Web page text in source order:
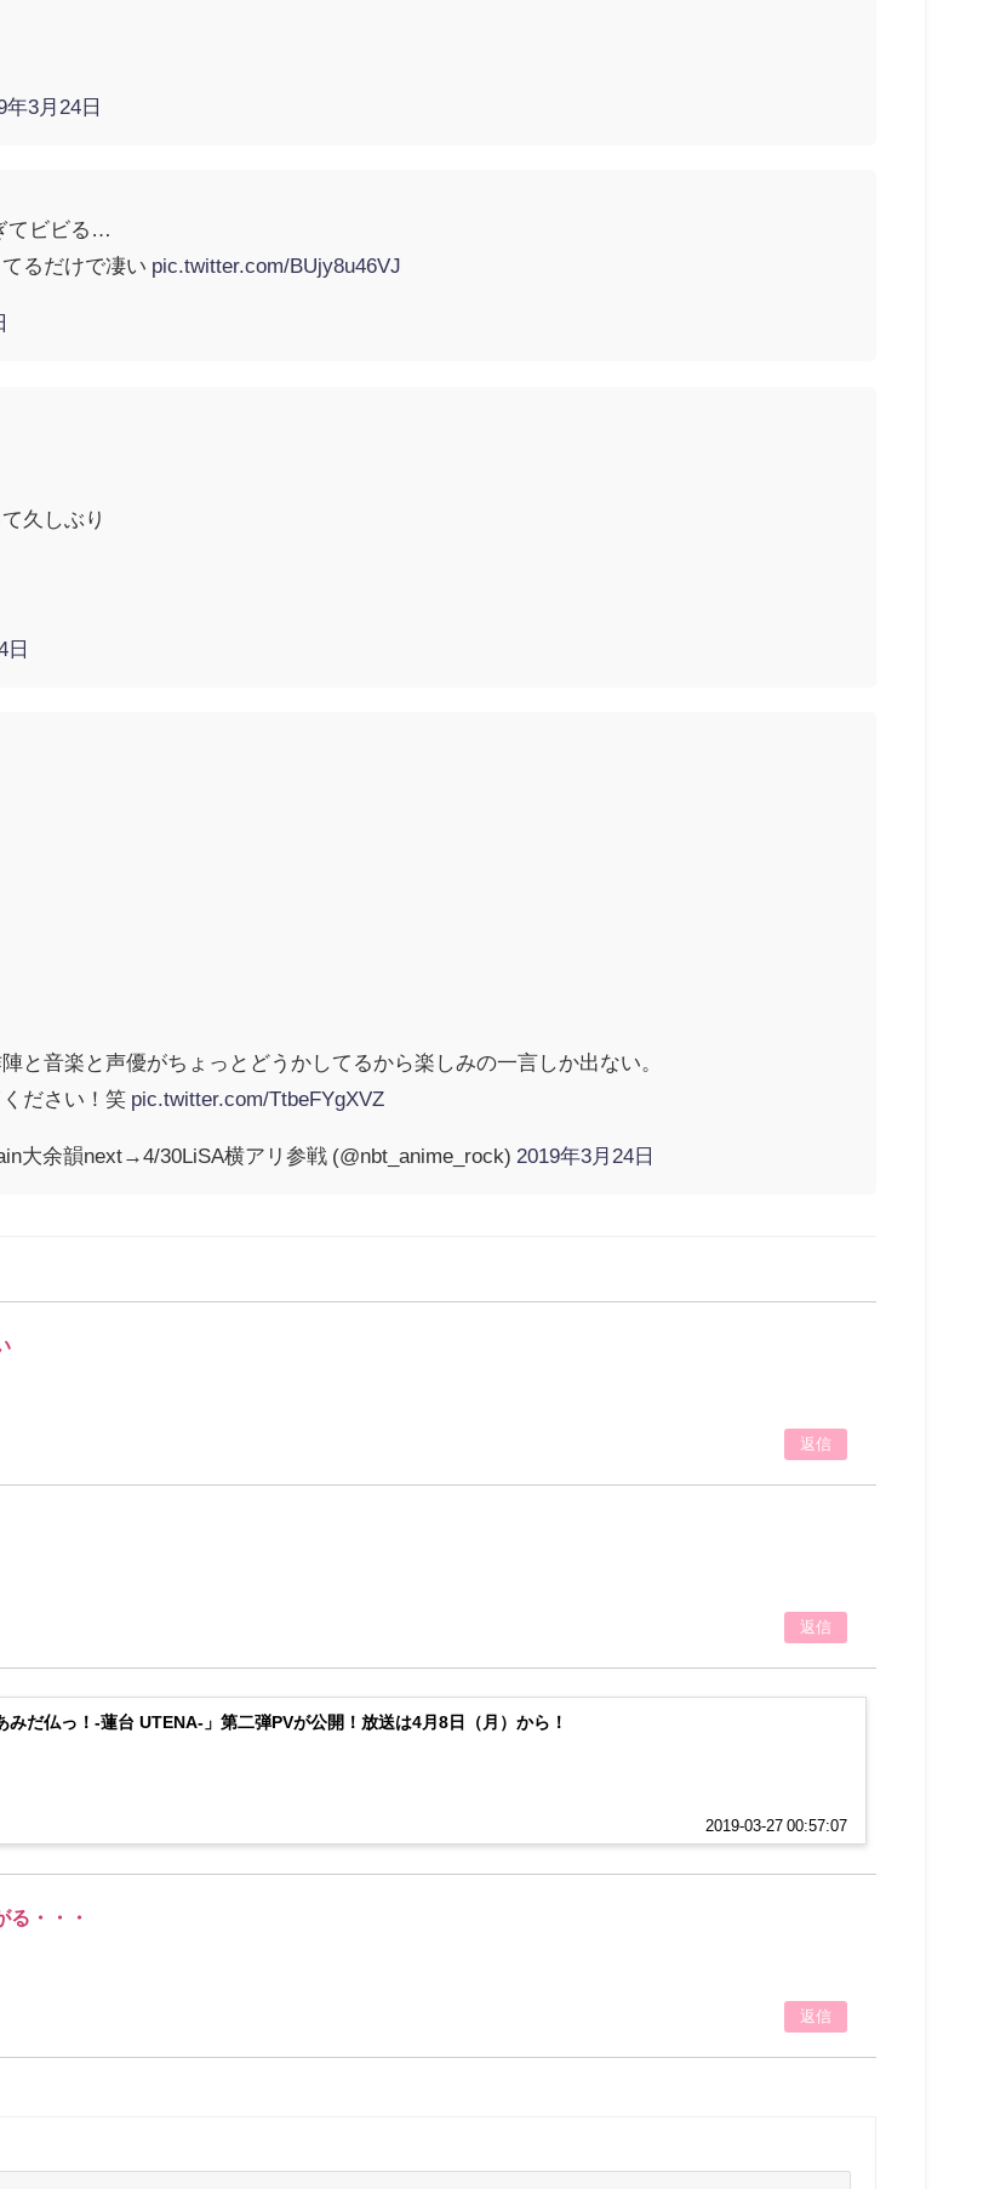
年3月24日
てビビる…
るだけで凄い pic.twitter.com/BUjy8u46VJ
久しぶり
日
と音楽と声優がちょっとどうかしてるから楽しみの一言しか出ない。
ださい！笑 pic.twitter.com/TtbeFYgXVZ
大余韻next→4/30LiSA横アリ参戦 (@nbt_anime_rock) 2019年3月24日
返信
返信
みだ仏っ！-蓮台 UTENA-」第二弾PVが公開！放送は4月8日（月）から！
2019-03-27 00:57:07
る・・・
返信